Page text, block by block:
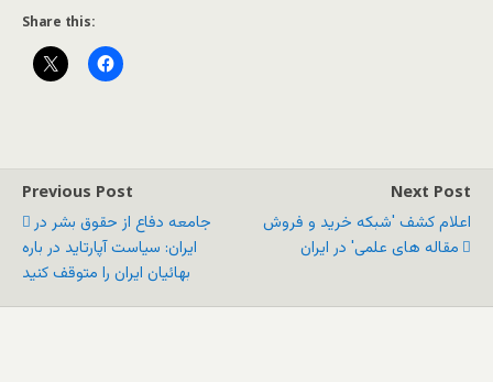
Share this:
Previous Post
جامعه دفاع از حقوق بشر در
ایران: سیاست آپارتاید در باره
بهائیان ایران را متوقف کنید
Next Post
اعلام کشف 'شبکه خرید و فروش
مقاله های علمی' در ایران